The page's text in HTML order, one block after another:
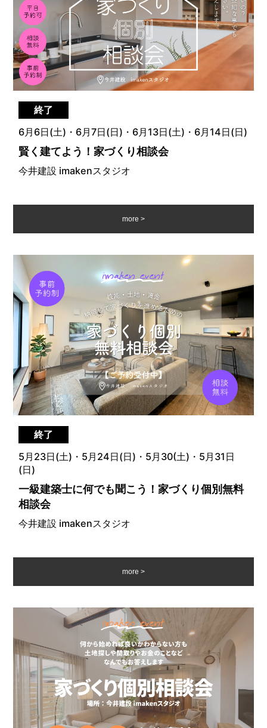
終了
6月6日(土)・6月7日(日)・6月13日(土)・6月14日(日)
賢く建てよう！家づくり相談会
今井建設 imakenスタジオ
more
終了
5月23日(土)・5月24日(日)・5月30(土)・5月31日
(日)
一級建築士に何でも聞こう！家づくり個別無料
相談会
今井建設 imakenスタジオ
more